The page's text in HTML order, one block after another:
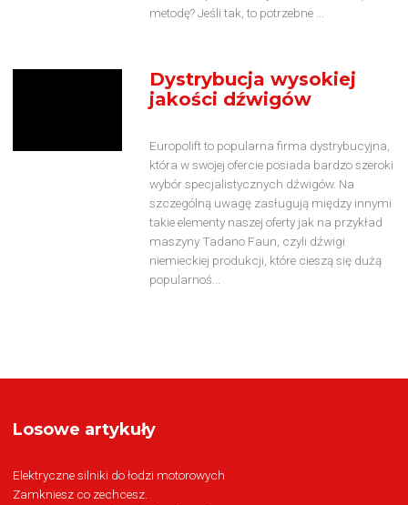
metodę? Jeśli tak, to potrzebne ...
Dystrybucja wysokiej
jakości dźwigów
Europolift to popularna firma dystrybucyjna,
która w swojej ofercie posiada bardzo szeroki
wybór specjalistycznych dźwigów. Na
szczególną uwagę zasługują między innymi
takie elementy naszej oferty jak na przykład
maszyny Tadano Faun, czyli dźwigi
niemieckiej produkcji, które cieszą się dużą
popularnoś...
Losowe artykuły
Elektryczne silniki do łodzi motorowych
Zamkniesz co zechcesz.